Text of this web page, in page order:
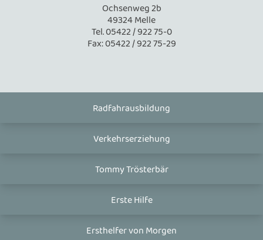
Ochsenweg 2b
49324 Melle
Tel. 05422 / 922 75-0
Fax: 05422 / 922 75-29
Radfahrausbildung
Verkehrserziehung
Tommy Trösterbär
Erste Hilfe
Ersthelfer von Morgen